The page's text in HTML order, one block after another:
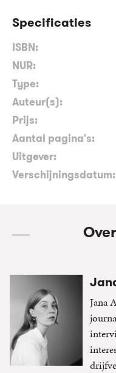
Specificaties
ISBN:
NUR:
Type:
Auteur(s):
Prijs:
Aantal pagina's:
Uitgever:
Verschijningsdatum:
Jana